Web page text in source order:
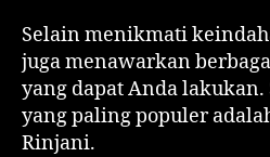
Selain menikmati
juga menawarkan
yang dapat Anda lakukan.
yang paling populer
Rinjani.